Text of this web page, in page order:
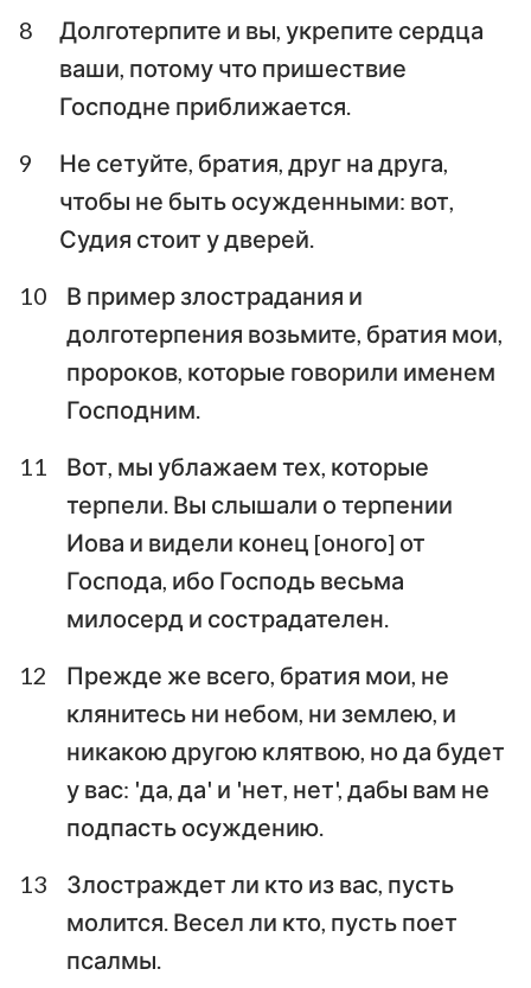
8
Долготерпите и вы, укрепите сердца
ваши, потому что пришествие
Господне приближается.
9
Не сетуйте, братия, друг на друга,
чтобы не быть осужденными: вот,
Судия стоит у дверей.
10
В пример злострадания и
долготерпения возьмите, братия мои,
пророков, которые говорили именем
Господним.
11
Вот, мы ублажаем тех, которые
терпели. Вы слышали о терпении
Иова и видели конец [оного] от
Господа, ибо Господь весьма
милосерд и сострадателен.
12
Прежде же всего, братия мои, не
клянитесь ни небом, ни землею, и
никакою другою клятвою, но да будет
у вас: 'да, да' и 'нет, нет', дабы вам не
подпасть осуждению.
13
Злостраждет ли кто из вас, пусть
молится. Весел ли кто, пусть поет
псалмы.